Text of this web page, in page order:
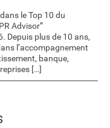
le Top 10 du
Advisor”
Depuis plus de 10 ans,
l’accompagnement
banque,
[…]